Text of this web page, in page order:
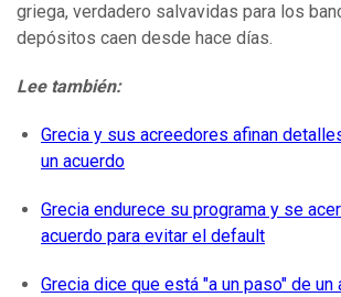
griega, verdadero salvavidas para los
depósitos caen desde hace días.
Lee también:
Grecia y sus acreedores afinan
un acuerdo
Grecia endurece su programa y se
acuerdo para evitar el default
Grecia dice que está "a un paso" de un